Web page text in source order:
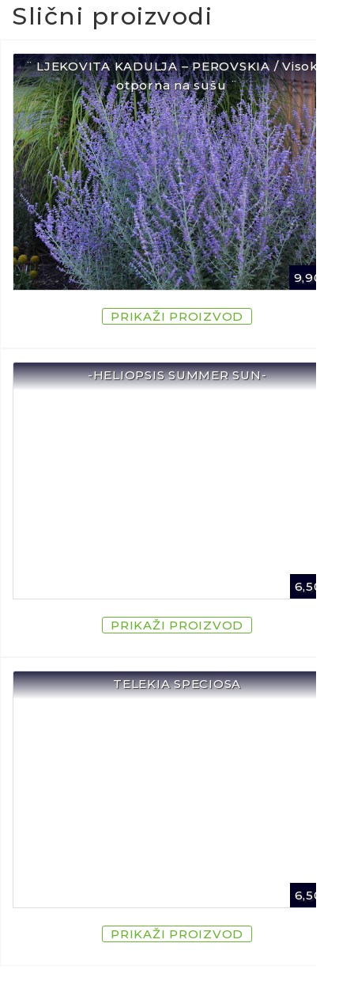
Slični proizvodi
¨ LJEKOVITA KADULJA – PEROVSKIA / Visoka,
otporna na sušu ¨
9,90
PRIKAŽI PROIZVOD
-HELIOPSIS SUMMER SUN-
6,50
PRIKAŽI PROIZVOD
TELEKIA SPECIOSA
6,50
PRIKAŽI PROIZVOD